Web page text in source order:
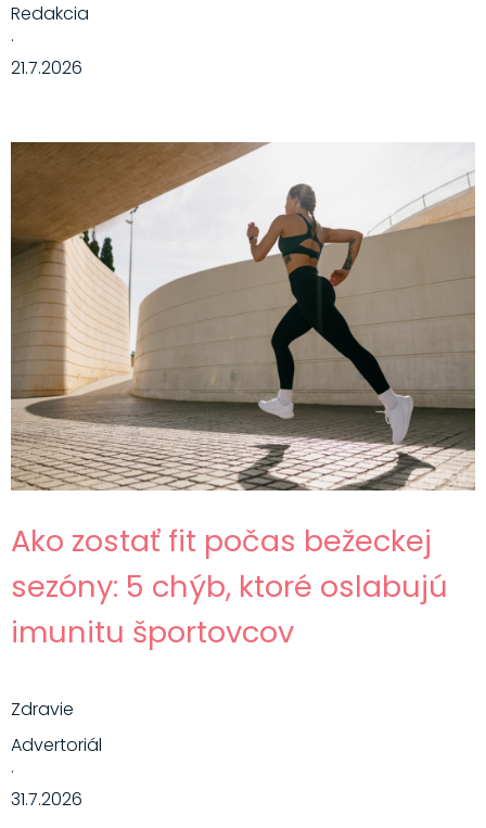
Redakcia
·
21.7.2026
Ako zostať fit počas bežeckej
sezóny: 5 chýb, ktoré oslabujú
imunitu športovcov
Zdravie
Advertoriál
·
31.7.2026